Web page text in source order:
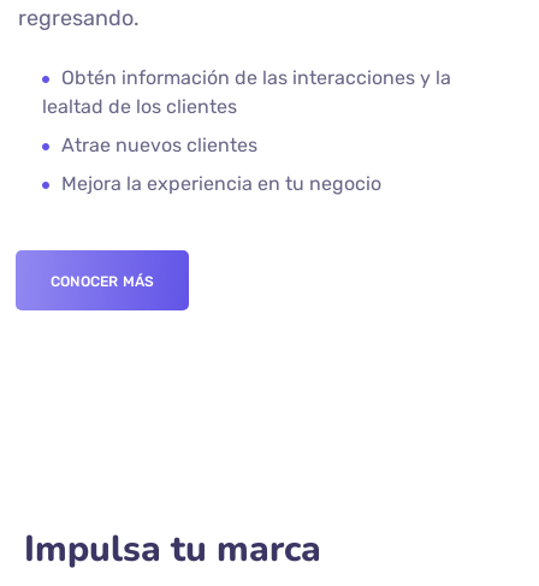
regresando.
Obtén información de las interacciones y la
lealtad de los clientes
Atrae nuevos clientes
Mejora la experiencia en tu negocio
CONOCER MÁS
Impulsa tu marca